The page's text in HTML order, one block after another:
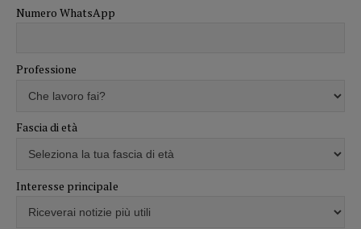
Numero WhatsApp
Professione
Fascia di età
Interesse principale